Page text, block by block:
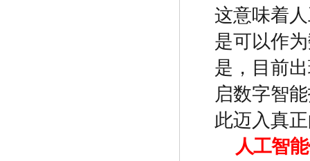
这意味着
是可以作
是，目前
启数字智
此迈入真
人工智